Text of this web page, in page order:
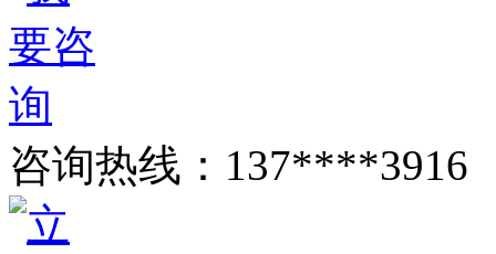
咨询热线： 137****3916